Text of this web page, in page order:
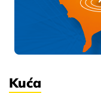
Kuća